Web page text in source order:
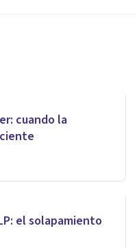
cuando la
el solapamiento